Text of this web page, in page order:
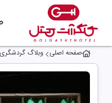
صفحه اصلی وبلاگ